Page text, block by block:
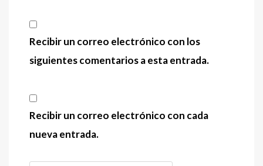
Recibir un correo electrónico con los
siguientes comentarios a esta entrada.
Recibir un correo electrónico con cada
nueva entrada.